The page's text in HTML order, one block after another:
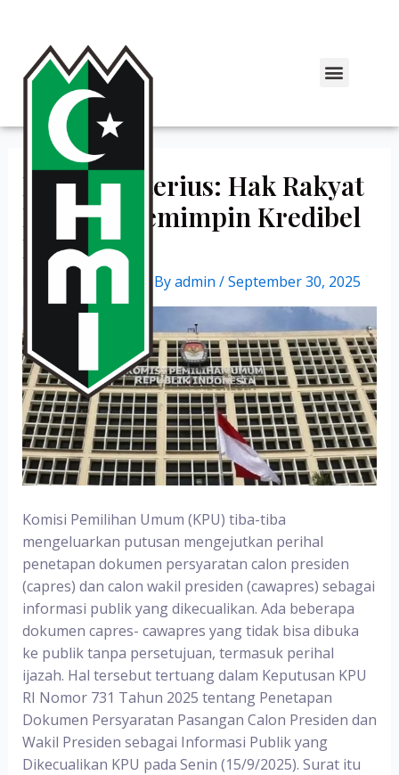
Ijazah Misterius: Hak Rakyat
Memilih Pemimpin Kredibel
Dihambat
/ Byadmin /September 30, 2025
Komisi Pemilihan Umum (KPU) tiba-tiba
mengeluarkan putusan mengejutkan perihal
penetapan dokumen persyaratan calon presiden
(capres) dan calon wakil presiden (cawapres) sebagai
informasi publik yang dikecualikan. Ada beberapa
dokumen capres- cawapres yang tidak bisa dibuka
ke publik tanpa persetujuan, termasuk perihal
ijazah. Hal tersebut tertuang dalam Keputusan KPU
RI Nomor 731 Tahun 2025 tentang Penetapan
Dokumen Persyaratan Pasangan Calon Presiden dan
Wakil Presiden sebagai Informasi Publik yang
Dikecualikan KPU pada Senin (15/9/2025). Surat itu